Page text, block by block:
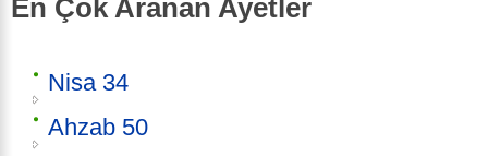
En Çok Aranan Ayetler
Nisa 34
Ahzab 50